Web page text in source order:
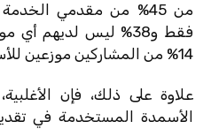
من 45% من مقدمي
فقط و38% ليس لديهم
14% من المشاركين موزعين للأسمدة.
الأسمدة المستخدمة في